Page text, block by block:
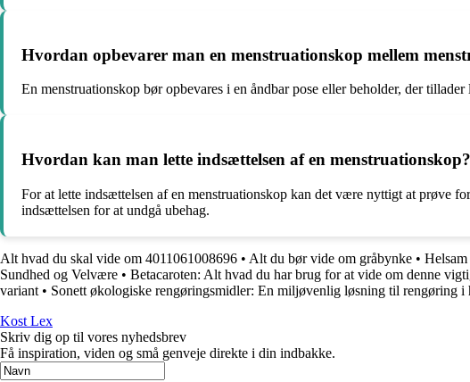
Hvordan opbevarer man en menstruationskop mellem
En menstruationskop bør opbevares i en åndbar pose eller beholder, der
Hvordan kan man lette indsættelsen af en menstruationskop?
For at lette indsættelsen af en menstruationskop kan det være nyttigt at prøve
indsættelsen for at undgå ubehag.
Alt hvad du skal vide om 4011061008696 • Alt du bør vide om gråbynke •
Sundhed og Velvære • Betacaroten: Alt hvad du har brug for at vide om denne
variant • Sonett økologiske rengøringsmidler: En miljøvenlig løsning til rengøring i
Kost Lex
Skriv dig op til vores nyhedsbrev
Få inspiration, viden og små genveje direkte i din indbakke.